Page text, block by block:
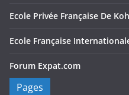
Ecole Privée Française De
Ecole Française
Forum Expat.com
Pages